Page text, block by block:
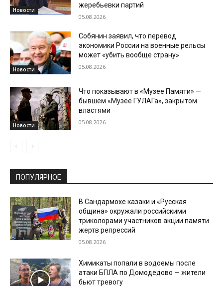
Новости
жеребьевки партий
05.08.2026
Новости
Собянин заявил, что перевод
экономики России на военные рельсы
может «убить вообще страну»
05.08.2026
Новости
Что показывают в «Музее Памяти» —
бывшем «Музее ГУЛАГа», закрытом
властями
05.08.2026
ПОПУЛЯРНОЕ
В Сандармохе казаки и «Русская
община» окружали российскими
триколорами участников акции памяти
жертв репрессий
05.08.2026
Химикаты попали в водоемы после
атаки БПЛА по Домодедово — жители
бьют тревогу